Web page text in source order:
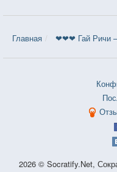
Главная ❤❤❤ Гай Ричи
2026 © Socratify.Net,